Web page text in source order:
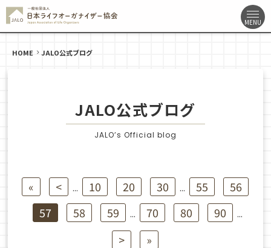
HOME JALO公式ブログ
JALO公式ブログ
JALO’s Official blog
« < ... 10 20 30 ... 55
56
57
58 59 ... 70 80 90 ...
> »